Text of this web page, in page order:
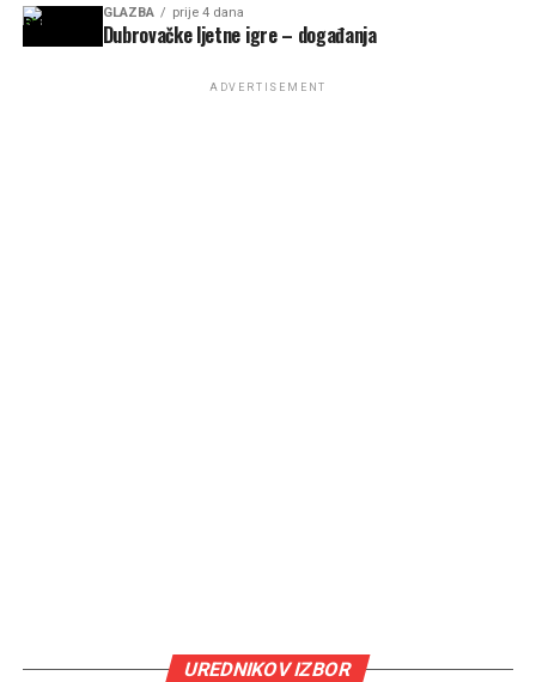
GLAZBA prije 4 dana
Dubrovačke ljetne igre – događanja
ADVERTISEMENT
UREDNIKOV IZBOR